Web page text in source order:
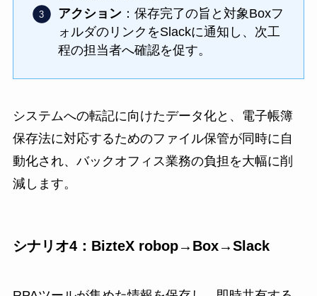
アクション：保存完了の旨と対象Boxフ
ォルダのリンクをSlackに通知し、次工
程の担当者へ確認を促す。
システムへの転記に向けたデータ化と、電子帳簿
保存法に対応するためのファイル保管が同時に自
動化され、バックオフィス業務の負担を大幅に削
減します。
シナリオ4：BizteX robop→Box→Slack